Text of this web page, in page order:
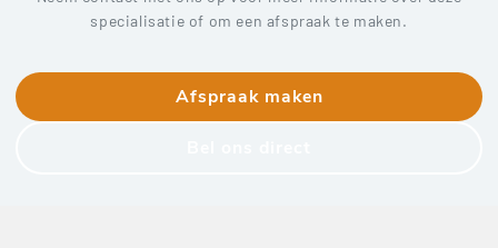
specialisatie of om een afspraak te maken.
Afspraak maken